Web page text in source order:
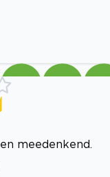
meedenkend.